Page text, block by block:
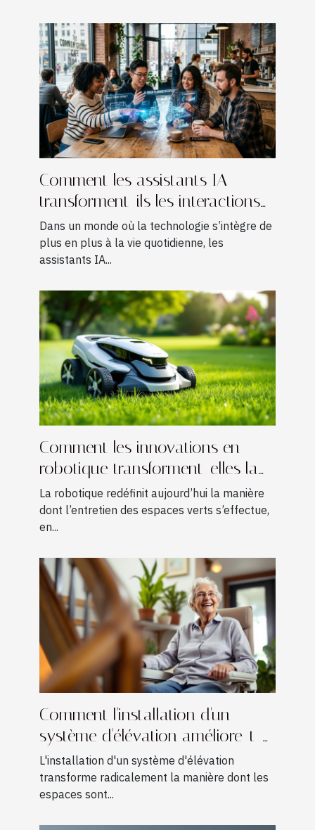
Comment les assistants IA
transforment-ils les interactions
quotidiennes ?
Dans un monde où la technologie s’intègre de
plus en plus à la vie quotidienne, les
assistants IA...
Comment les innovations en
robotique transforment-elles la
tonte des pelouses ?
La robotique redéfinit aujourd’hui la manière
dont l’entretien des espaces verts s’effectue,
en...
Comment l'installation d'un
système d'élévation améliore-t-
elle la vie quotidienne ?
L'installation d'un système d'élévation
transforme radicalement la manière dont les
espaces sont...